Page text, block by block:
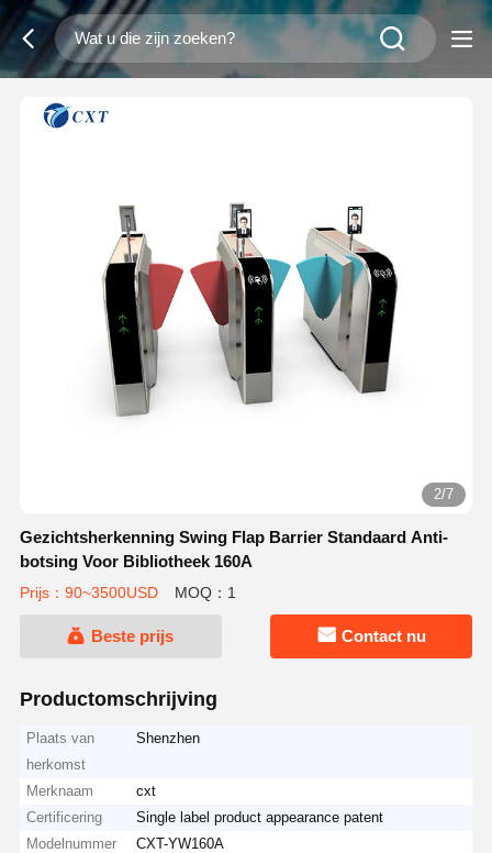
3/7
Gezichtsherkenning Swing Flap Barrier Standaard Anti-
botsing Voor Bibliotheek 160A
Prijs：90~3500USD MOQ：1
Beste prijs Contact nu
Productomschrijving
Plaats van
herkomst
Shenzhen
Merknaam
cxt
Certificering
Single label product appearance patent
Modelnummer
CXT-YW160A